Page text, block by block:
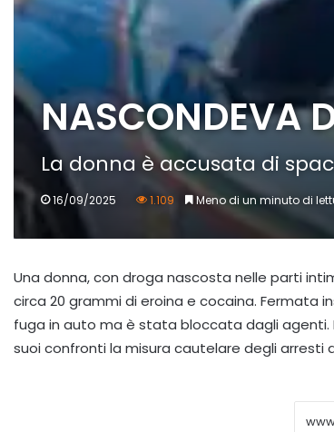
NASCONDEVA
La donna è accusata di
16/09/2025 1.109 Meno di un minuto di
Una donna, con droga nascosta nelle parti
circa 20 grammi di eroina e cocaina. Fermata
fuga in auto ma è stata bloccata dagli agenti.
suoi confronti la misura cautelare degli arresti